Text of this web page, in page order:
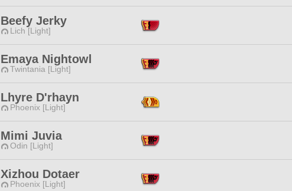
Beefy Jerky
Lich [Light]
Emaya Nightowl
Twintania [Light]
Lhyre D'rhayn
Phoenix [Light]
Mimi Juvia
Odin [Light]
Xizhou Dotaer
Phoenix [Light]